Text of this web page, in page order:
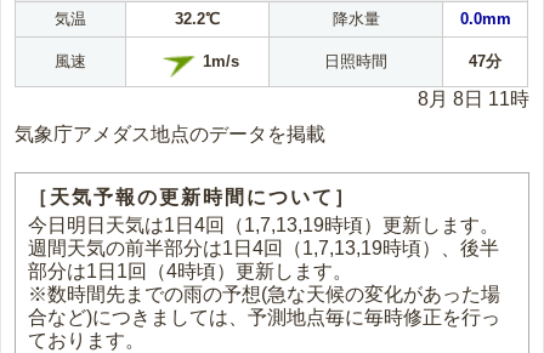
気温 32.2℃ 降水量 0.0mm
風速 1m/s 日照時間 47分
8月 8日 11時
気象庁アメダス地点のデータを掲載
［天気予報の更新時間について］
今日明日天気は1日4回（1,7,13,19時頃）更新します。
週間天気の前半部分は1日4回（1,7,13,19時頃）、後半
部分は1日1回（4時頃）更新します。
※数時間先までの雨の予想(急な天候の変化があった場
合など)につきましては、予測地点毎に毎時修正を行っ
ております。